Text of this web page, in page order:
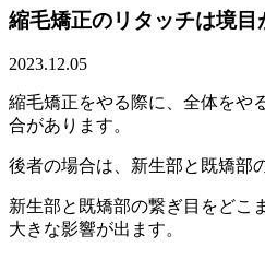
縮毛矯正のリタッチは境目
2023.12.05
縮毛矯正をやる際に、全体をや
合があります。
後者の場合は、新生部と既矯部
新生部と既矯部の繋ぎ目をどこ
大きな影響が出ます。